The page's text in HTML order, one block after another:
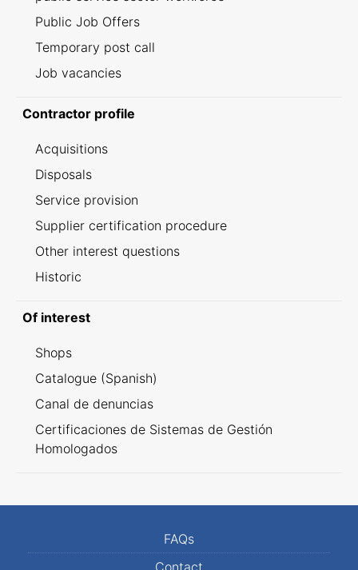
Public Job Offers
Temporary post call
Job vacancies
Contractor profile
Acquisitions
Disposals
Service provision
Supplier certification procedure
Other interest questions
Historic
Of interest
Shops
Catalogue (Spanish)
Canal de denuncias
Certificaciones de Sistemas de Gestión
Homologados
FAQs
Contact